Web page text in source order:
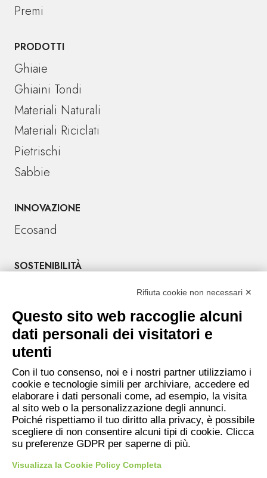
Premi
PRODOTTI
Ghiaie
Ghiaini Tondi
Materiali Naturali
Materiali Riciclati
Pietrischi
Sabbie
INNOVAZIONE
Ecosand
SOSTENIBILITÀ
Tel. +39 045 6701666
Sede amministrativa: Località Crocioni 46/H
37012 Bussolengo (Verona) – Italy
P.IVA e CF 02028830236
E-mail: info@inertisanvalentino.it
PEC:inertisanvalentino@legalmail.it
Raccolta Informative Privacy
Cookie Policy
Rifiuta cookie non necessari ✕
Questo sito web raccoglie alcuni
dati personali dei visitatori e
utenti
Con il tuo consenso, noi e i nostri partner utilizziamo i
cookie e tecnologie simili per archiviare, accedere ed
elaborare i dati personali come, ad esempio, la visita
al sito web o la personalizzazione degli annunci.
Poiché rispettiamo il tuo diritto alla privacy, è possibile
scegliere di non consentire alcuni tipi di cookie. Clicca
su preferenze GDPR per saperne di più.
Visualizza la Cookie Policy Completa